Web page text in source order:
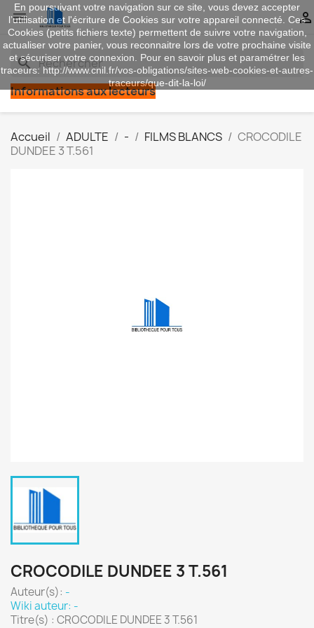
 
search
Informations aux lecteurs
Accueil ADULTE - FILMS BLANCS
CROCODILE
DUNDEE 3 T.561
CROCODILE DUNDEE 3 T.561
Auteur(s): -
Wiki auteur: -
Titre(s) : CROCODILE DUNDEE 3 T.561
En poursuivant votre navigation sur ce site, vous devez accepter
l’utilisation et l'écriture de Cookies sur votre appareil connecté. Ces
Cookies (petits fichiers texte) permettent de suivre votre navigation,
actualiser votre panier, vous reconnaitre lors de votre prochaine visite
et sécuriser votre connexion. Pour en savoir plus et paramétrer les
traceurs: http://www.cnil.fr/vos-obligations/sites-web-cookies-et-autres-
traceurs/que-dit-la-loi/